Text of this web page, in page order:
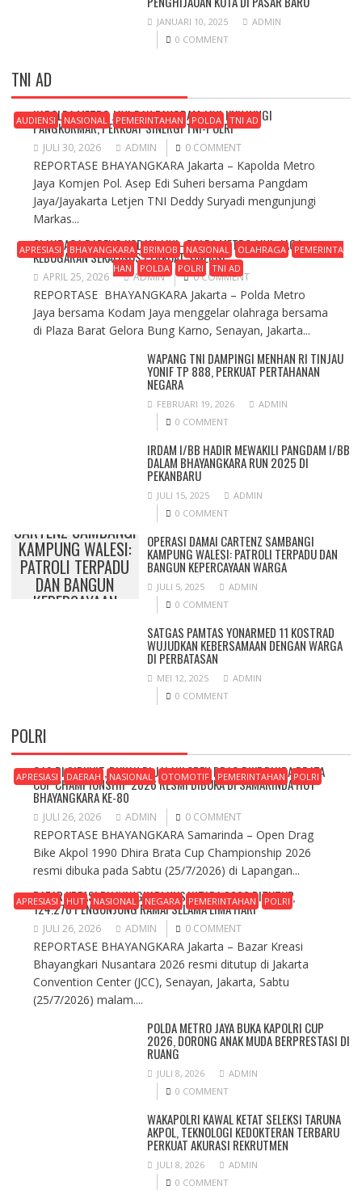
JANUARI 10, 2025
ADMIN
0 COMMENT
TNI AD
AUDIENSI NASIONAL PEMERINTAHAN POLDA TNI AD
KAPOLDA METRO JAYA DAN PANGDAM JAYA KUNJUNGI
PANGKORMAR, PERKUAT SINERGI TNI-POLRI
JULI 30, 2026 ADMIN 0 COMMENT
REPORTASE BHAYANGKARA Jakarta – Kapolda Metro
Jaya Komjen Pol. Asep Edi Suheri bersama Pangdam
Jaya/Jayakarta Letjen TNI Deddy Suryadi mengunjungi
Markas...
APRESIASI BHAYANGKARA BRIMOB NASIONAL OLAHRAGA
PEMERINTA
HAN
POLDA POLRI TNI AD
OLAHRAGA BARENG KODAM JAYA–POLDA METRO JAYA, JAGA
KEBUGARAN SEKALIGUS PERKUAT SINERGI
APRIL 25, 2026 ADMIN 0 COMMENT
REPORTASE BHAYANGKARA Jakarta – Polda Metro
Jaya bersama Kodam Jaya menggelar olahraga bersama
di Plaza Barat Gelora Bung Karno, Senayan, Jakarta...
WAPANG TNI DAMPINGI MENHAN RI TINJAU
YONIF TP 888, PERKUAT PERTAHANAN
NEGARA
FEBRUARI 19, 2026
ADMIN
0 COMMENT
IRDAM I/BB HADIR MEWAKILI PANGDAM I/BB
DALAM BHAYANGKARA RUN 2025 DI
PEKANBARU
JULI 15, 2025
ADMIN
0 COMMENT
CARTENZ SAMBANGI
KAMPUNG WALESI:
PATROLI TERPADU
DAN BANGUN
KEPERCAYAAN
OPERASI DAMAI CARTENZ SAMBANGI
KAMPUNG WALESI: PATROLI TERPADU DAN
BANGUN KEPERCAYAAN WARGA
JULI 5, 2025
ADMIN
0 COMMENT
SATGAS PAMTAS YONARMED 11 KOSTRAD
WUJUDKAN KEBERSAMAAN DENGAN WARGA
DI PERBATASAN
MEI 12, 2025
ADMIN
0 COMMENT
POLRI
APRESIASI DAERAH NASIONAL OTOMOTIF PEMERINTAHAN POLRI
GAS DI SIRKUIT, BUKAN DI JALAN! OPEN DRAG BIKE DHIRA BRATA
CUP CHAMPIONSHIP 2026 RESMI DIBUKA DI SAMARINDA HUT
BHAYANGKARA KE-80
JULI 26, 2026 ADMIN 0 COMMENT
REPORTASE BHAYANGKARA Samarinda – Open Drag
Bike Akpol 1990 Dhira Brata Cup Championship 2026
resmi dibuka pada Sabtu (25/7/2026) di Lapangan...
APRESIASI HUT NASIONAL NEGARA PEMERINTAHAN POLRI
BAZAR KREASI BHAYANGKARI NUSANTARA 2026 DITUTUP,
124.276 PENGUNJUNG RAMAI SELAMA LIMA HARI
JULI 26, 2026 ADMIN 0 COMMENT
REPORTASE BHAYANGKARA Jakarta – Bazar Kreasi
Bhayangkari Nusantara 2026 resmi ditutup di Jakarta
Convention Center (JCC), Senayan, Jakarta, Sabtu
(25/7/2026) malam....
POLDA METRO JAYA BUKA KAPOLRI CUP
2026, DORONG ANAK MUDA BERPRESTASI DI
RUANG
JULI 8, 2026
ADMIN
0 COMMENT
WAKAPOLRI KAWAL KETAT SELEKSI TARUNA
AKPOL, TEKNOLOGI KEDOKTERAN TERBARU
PERKUAT AKURASI REKRUTMEN
JULI 8, 2026
ADMIN
0 COMMENT